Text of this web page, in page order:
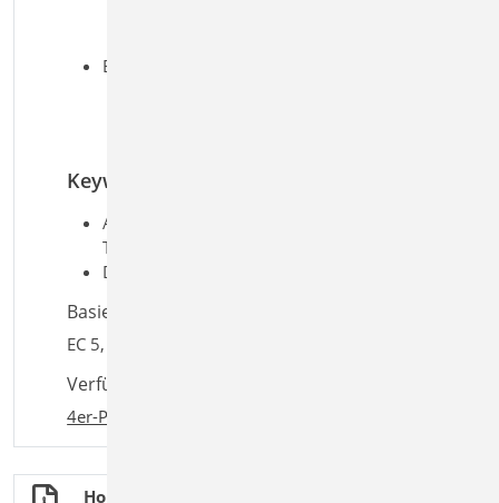
Brandfall
Keywords
Aufgaben: Holzbau;
Tragwerksplanung
Detailaufgaben: Decke
Basiert auf den Normen:
EC 5, DIN EN 1995-1-1:2010-12
Verfügbar in den Paketen:
4er-Paket
Holzbau